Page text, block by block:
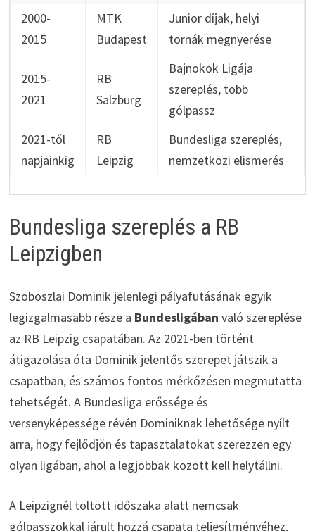
2000-
2015
MTK
Budapest
Junior díjak, helyi
tornák megnyerése
2015-
2021
RB
Salzburg
Bajnokok Ligája
szereplés, több
gólpassz
2021-től
napjainkig
RB
Leipzig
Bundesliga szereplés,
nemzetközi elismerés
Bundesliga szereplés a RB
Leipzigben
Szoboszlai Dominik jelenlegi pályafutásának egyik
legizgalmasabb része a Bundesligában való szereplése
az RB Leipzig csapatában. Az 2021-ben történt
átigazolása óta Dominik jelentős szerepet játszik a
csapatban, és számos fontos mérkőzésen megmutatta
tehetségét. A Bundesliga erőssége és
versenyképessége révén Dominiknak lehetősége nyílt
arra, hogy fejlődjön és tapasztalatokat szerezzen egy
olyan ligában, ahol a legjobbak között kell helytállni.
A Leipzignél töltött időszaka alatt nemcsak
gólpasszokkal járult hozzá csapata teljesítményéhez,